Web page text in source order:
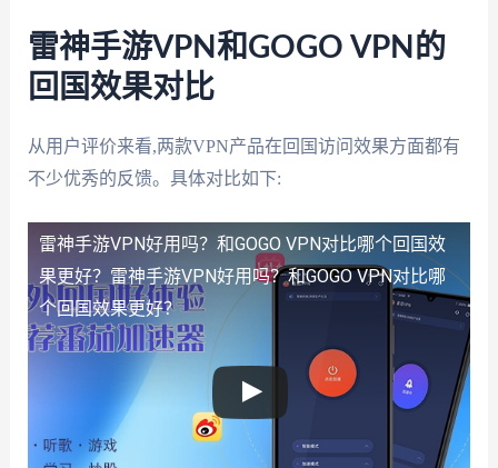
雷神手游VPN和GOGO VPN的
回国效果对比
从用户评价来看,两款VPN产品在回国访问效果方面都有
不少优秀的反馈。具体对比如下:
雷神手游VPN好用吗？和GOGO VPN对比哪个回国效
果更好？ 雷神手游VPN好用吗？和GOGO VPN对比哪
个回国效果更好？